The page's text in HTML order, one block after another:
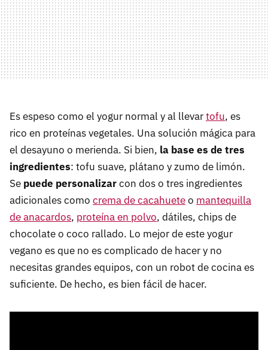
Es espeso como el yogur normal y al llevartofu, es
rico en proteínas vegetales. Una solución mágica para
el desayuno o merienda. Si bien, la base es de tres
ingredientes: tofu suave, plátano y zumo de limón.
Se puede personalizarcon dos o tres ingredientes
adicionales como crema de cacahueteo mantequilla
de anacardos, proteína en polvo, dátiles, chips de
chocolate o coco rallado. Lo mejor de este yogur
vegano es que no es complicado de hacer y no
necesitas grandes equipos, con un robot de cocina es
suficiente. De hecho, es bien fácil de hacer.